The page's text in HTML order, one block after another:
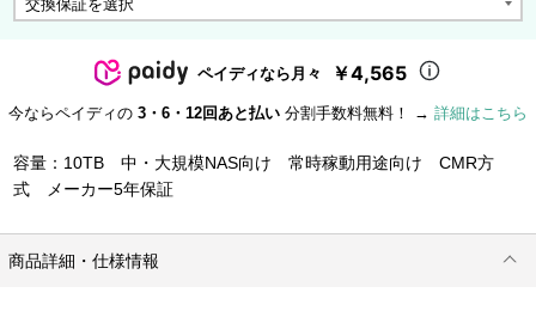
ペイディなら月々 ￥4,565
今ならペイディの 3・6・12回あと払い 分割手数料無料！ → 詳細はこちら
容量：10TB 中・大規模NAS向け 常時稼動用途向け CMR方
式 メーカー5年保証
商品詳細・仕様情報